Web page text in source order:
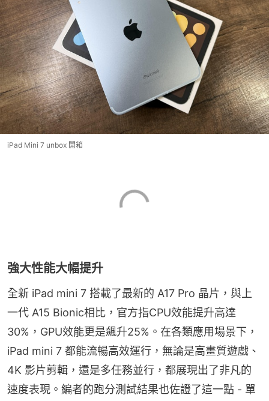
iPad Mini 7 unbox 開箱
強大性能大幅提升
全新 iPad mini 7 搭載了最新的 A17 Pro 晶片，與上
一代 A15 Bionic相比，官方指CPU效能提升高達
30%，GPU效能更是飆升25%。在各類應用場景下，
iPad mini 7 都能流暢高效運行，無論是高畫質遊戲、
4K 影片剪輯，還是多任務並行，都展現出了非凡的
速度表現。編者的跑分測試結果也佐證了這一點 - 單